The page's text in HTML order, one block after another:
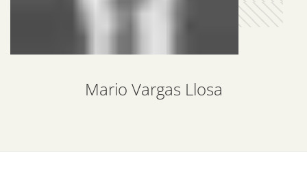
Mario Vargas Llosa